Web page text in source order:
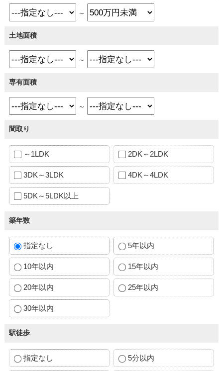
～
土地面積
～
専有面積
～
間取り
～1LDK 2DK～2LDK
3DK～3LDK 4DK～4LDK
5DK～5LDK以上
築年数
指定なし 5年以内
10年以内 15年以内
20年以内 25年以内
30年以内
駅徒歩
指定なし 5分以内